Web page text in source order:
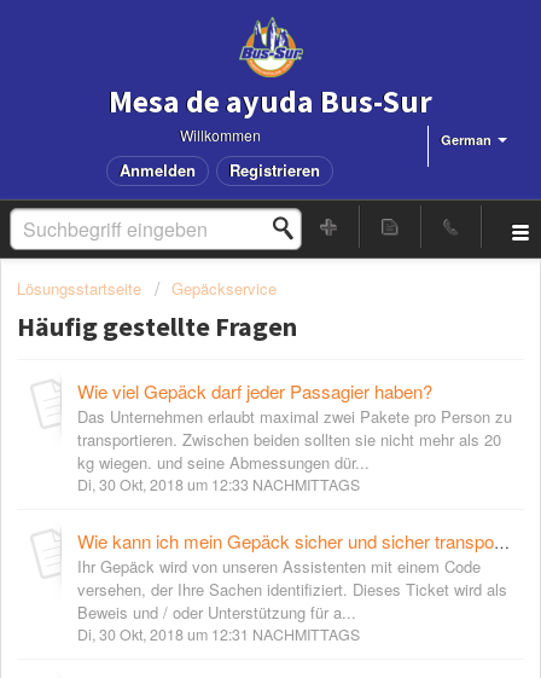
Mesa de ayuda Bus-Sur
German
Willkommen
Anmelden Registrieren
Lösungsstartseite Gepäckservice
Häufig gestellte Fragen
Wie viel Gepäck darf jeder Passagier haben?
Das Unternehmen erlaubt maximal zwei Pakete pro Person zu
transportieren. Zwischen beiden sollten sie nicht mehr als 20
kg wiegen. und seine Abmessungen dür...
Di, 30 Okt, 2018 um 12:33 NACHMITTAGS
Wie kann ich mein Gepäck sicher und sicher transportieren?
Ihr Gepäck wird von unseren Assistenten mit einem Code
versehen, der Ihre Sachen identifiziert. Dieses Ticket wird als
Beweis und / oder Unterstützung für a...
Di, 30 Okt, 2018 um 12:31 NACHMITTAGS